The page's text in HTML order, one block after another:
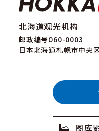
北海道观光机构
邮政编号060-0003
日本北海道札幌市中央
图库